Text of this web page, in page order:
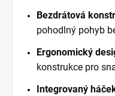
Bezdrátová
pohodlný pohyb
Ergonomický
konstrukce pro
Integrovaný